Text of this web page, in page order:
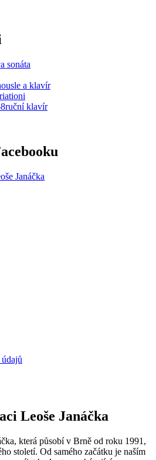
sonáta
a klavír
klavír
Janáčka
Leoše Janáčka
která působí v Brně od roku 1991,
století. Od samého začátku je naším